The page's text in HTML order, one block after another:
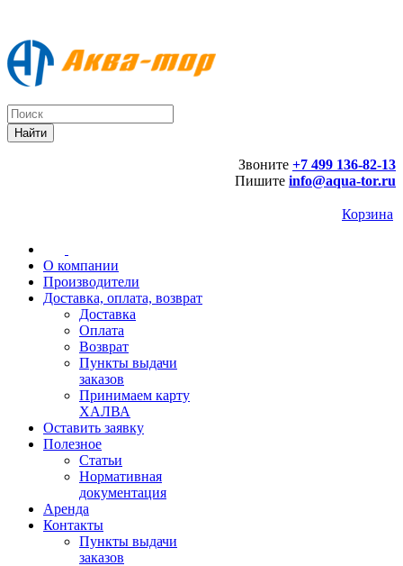
Звоните +7 499 136-82-13
Пишите info@aqua-tor.ru
Корзина
О компании
Производители
Доставка, оплата, возврат
Доставка
Оплата
Возврат
Пункты выдачи
заказов
Принимаем карту
ХАЛВА
Оставить заявку
Полезное
Статьи
Нормативная
документация
Аренда
Контакты
Пункты выдачи
заказов